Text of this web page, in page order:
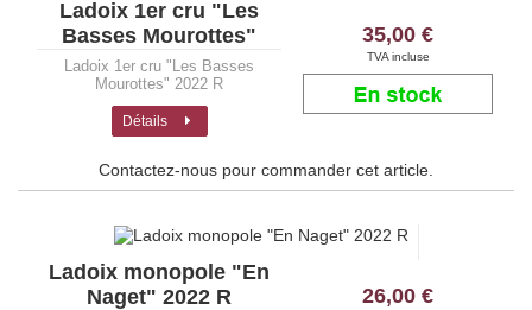
Ladoix 1er cru "Les
Basses Mourottes"
2022 R
Ladoix 1er cru "Les Basses
Mourottes" 2022 R
Détails
35,00 €
TVA incluse
Contactez-nous pour commander cet article.
Ladoix monopole "En
Naget" 2022 R
26,00 €